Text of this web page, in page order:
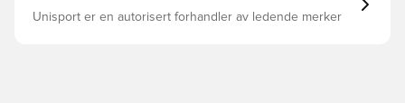
Unisport er en autorisert forhandler av ledende merker